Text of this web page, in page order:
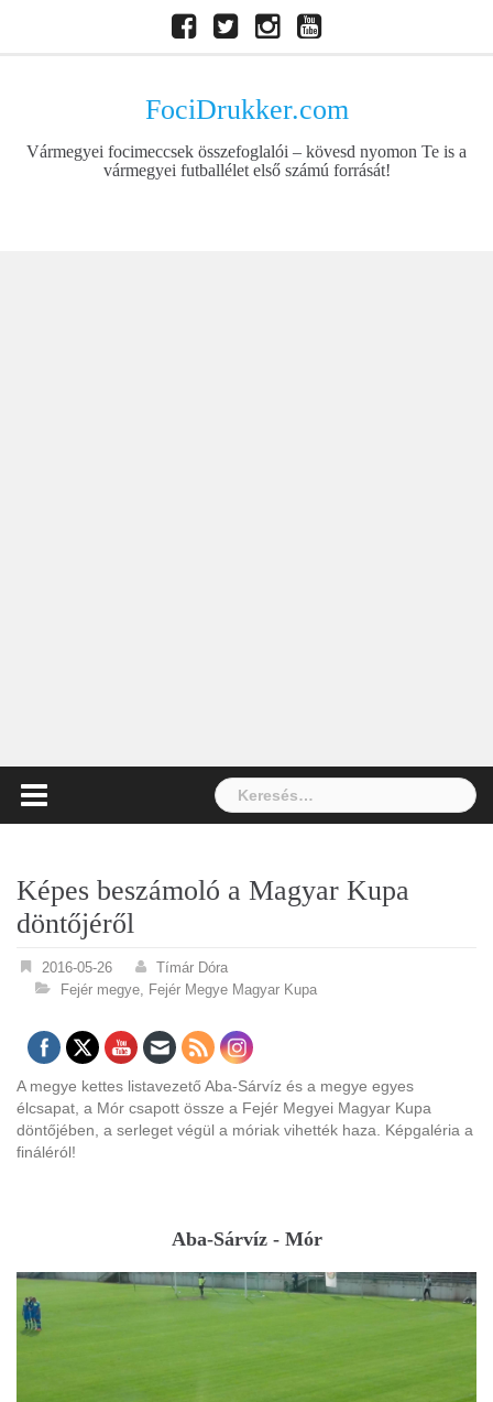
Facebook
TwitterInstagramYoutube
FociDrukker.com
Vármegyei focimeccsek összefoglalói – kövesd nyomon Te is a
vármegyei futballélet első számú forrását!
Keresés:
Képes beszámoló a Magyar Kupa
döntőjéről
2016-05-26
Tímár Dóra
Fejér megye, Fejér Megye Magyar Kupa
A megye kettes listavezető Aba-Sárvíz és a megye egyes
élcsapat, a Mór csapott össze a Fejér Megyei Magyar Kupa
döntőjében, a serleget végül a móriak vihették haza. Képgaléria a
fináléról!
Aba-Sárvíz - Mór